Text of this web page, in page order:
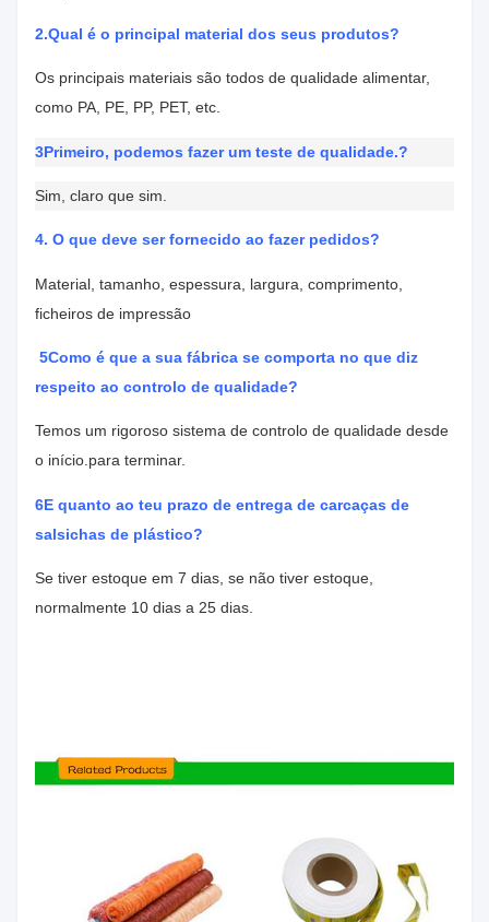
2.Qual é o principal material dos seus produtos?
Os principais materiais são todos de qualidade alimentar,
como PA, PE, PP, PET, etc.
3Primeiro, podemos fazer um teste de qualidade.?
Sim, claro que sim.
4. O que deve ser fornecido ao fazer pedidos?
Material, tamanho, espessura, largura, comprimento,
ficheiros de impressão
5Como é que a sua fábrica se comporta no que diz
respeito ao controlo de qualidade?
Temos um rigoroso sistema de controlo de qualidade desde
o início.para terminar.
6E quanto ao teu prazo de entrega de carcaças de
salsichas de plástico?
Se tiver estoque em 7 dias, se não tiver estoque,
normalmente 10 dias a 25 dias.